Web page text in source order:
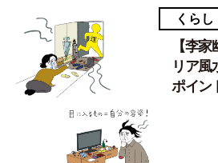
くらし
【李
リア風
ポイン